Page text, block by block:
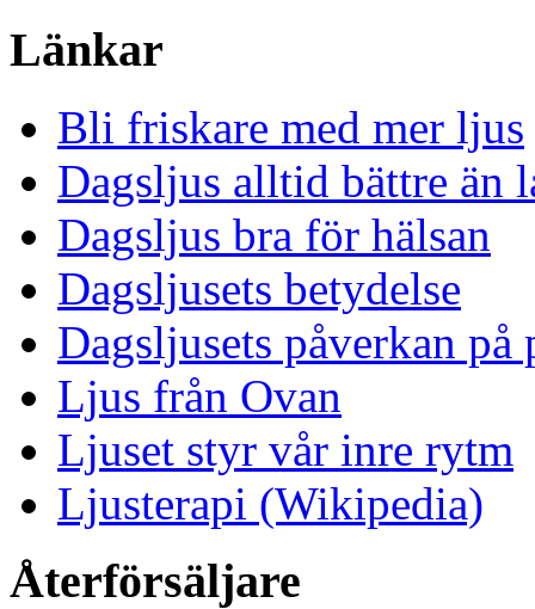
Länkar
Bli friskare med mer ljus
Dagsljus alltid bättre än
Dagsljus bra för hälsan
Dagsljusets betydelse
Dagsljusets påverkan på
Ljus från Ovan
Ljuset styr vår inre rytm
Ljusterapi (Wikipedia)
Återförsäljare